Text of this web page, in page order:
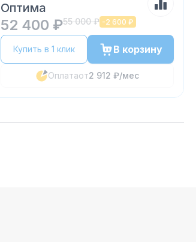
Оптима
52 400 ₽55 000 ₽ -2 600 ₽
Купить в 1 клик В корзину
Оплатаот2 912 ₽/мес